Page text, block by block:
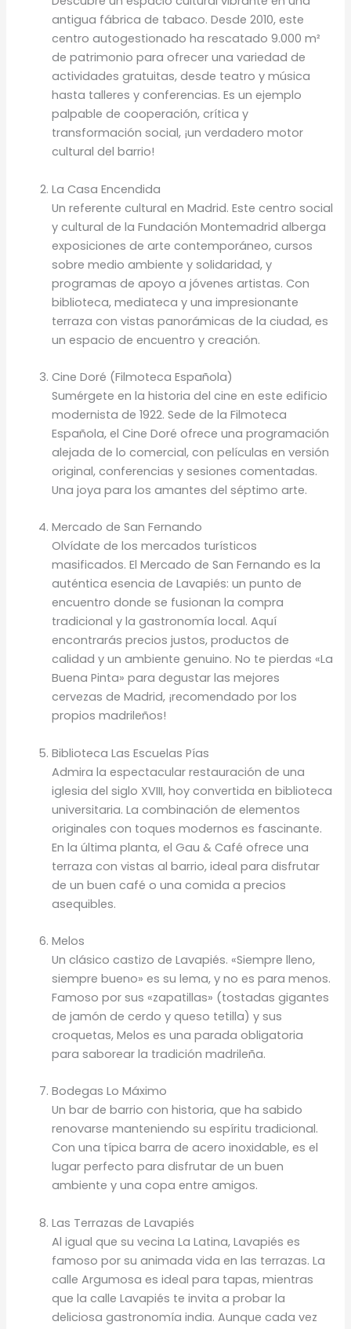
antigua fábrica de tabaco. Desde 2010, este
centro autogestionado ha rescatado 9.000 m²
de patrimonio para ofrecer una variedad de
actividades gratuitas, desde teatro y música
hasta talleres y conferencias. Es un ejemplo
palpable de cooperación, crítica y
transformación social, ¡un verdadero motor
cultural del barrio!
La Casa Encendida
Un referente cultural en Madrid. Este centro social
y cultural de la Fundación Montemadrid alberga
exposiciones de arte contemporáneo, cursos
sobre medio ambiente y solidaridad, y
programas de apoyo a jóvenes artistas. Con
biblioteca, mediateca y una impresionante
terraza con vistas panorámicas de la ciudad, es
un espacio de encuentro y creación.
Cine Doré (Filmoteca Española)
Sumérgete en la historia del cine en este edificio
modernista de 1922. Sede de la Filmoteca
Española, el Cine Doré ofrece una programación
alejada de lo comercial, con películas en versión
original, conferencias y sesiones comentadas.
Una joya para los amantes del séptimo arte.
Mercado de San Fernando
Olvídate de los mercados turísticos
masificados. El Mercado de San Fernando es la
auténtica esencia de Lavapiés: un punto de
encuentro donde se fusionan la compra
tradicional y la gastronomía local. Aquí
encontrarás precios justos, productos de
calidad y un ambiente genuino. No te pierdas «La
Buena Pinta» para degustar las mejores
cervezas de Madrid, ¡recomendado por los
propios madrileños!
Biblioteca Las Escuelas Pías
Admira la espectacular restauración de una
iglesia del siglo XVIII, hoy convertida en biblioteca
universitaria. La combinación de elementos
originales con toques modernos es fascinante.
En la última planta, el Gau & Café ofrece una
terraza con vistas al barrio, ideal para disfrutar
de un buen café o una comida a precios
asequibles.
Melos
Un clásico castizo de Lavapiés. «Siempre lleno,
siempre bueno» es su lema, y no es para menos.
Famoso por sus «zapatillas» (tostadas gigantes
de jamón de cerdo y queso tetilla) y sus
croquetas, Melos es una parada obligatoria
para saborear la tradición madrileña.
Bodegas Lo Máximo
Un bar de barrio con historia, que ha sabido
renovarse manteniendo su espíritu tradicional.
Con una típica barra de acero inoxidable, es el
lugar perfecto para disfrutar de un buen
ambiente y una copa entre amigos.
Las Terrazas de Lavapiés
Al igual que su vecina La Latina, Lavapiés es
famoso por su animada vida en las terrazas. La
calle Argumosa es ideal para tapas, mientras
que la calle Lavapiés te invita a probar la
deliciosa gastronomía india. Aunque cada vez